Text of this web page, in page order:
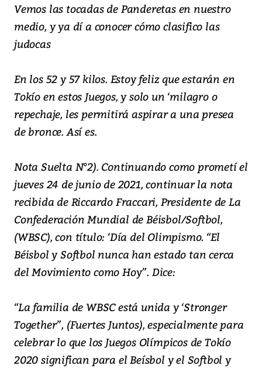
Vemos las tocadas de Panderetas en nuestro
medio, y ya dí a conocer cómo clasifico las
judocas
En los 52 y 57 kilos. Estoy feliz que estarán en
Tokío en estos Juegos, y solo un ‘milagro o
repechaje, les permitirá aspirar a una presea
de bronce. Así es.
Nota Suelta N°2). Continuando como prometí el
jueves 24 de junio de 2021, continuar la nota
recibida de Riccardo Fraccari, Presidente de La
Confederación Mundial de Béisbol/Softbol,
(WBSC), con título: ‘Día del Olimpismo. “El
Béisbol y Softbol nunca han estado tan cerca
del Movimiento como Hoy”. Dice:
“La familia de WBSC está unida y ‘Stronger
Together”, (Fuertes Juntos), especialmente para
celebrar lo que los Juegos Olímpicos de Tokío
2020 significan para el Beísbol y el Softbol y